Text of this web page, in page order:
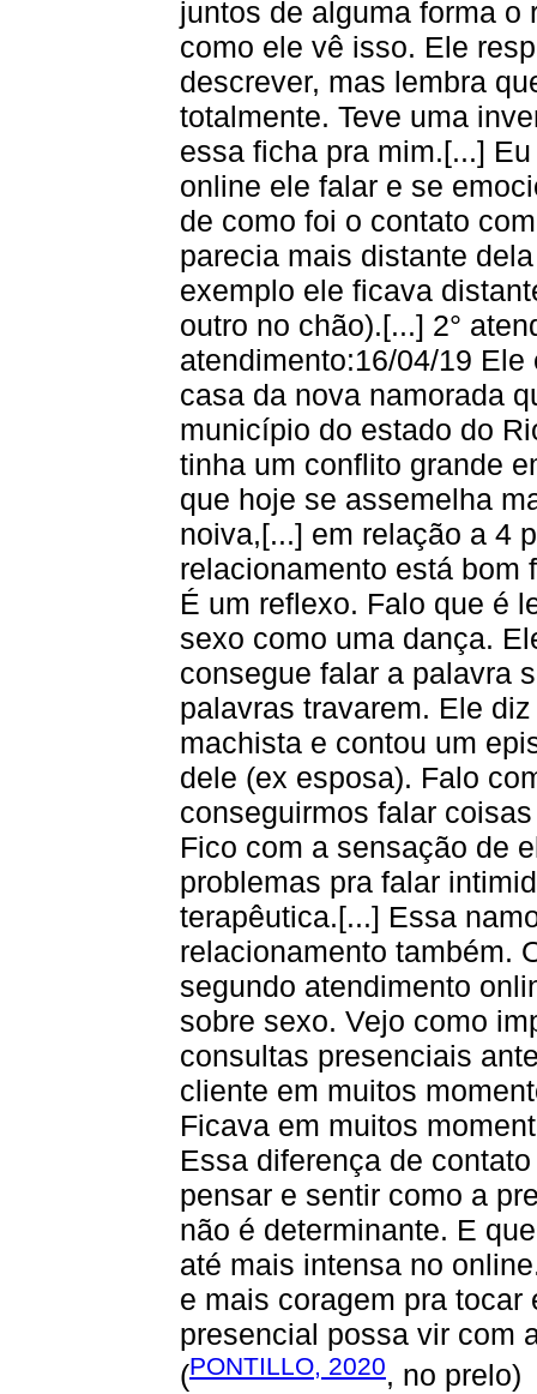
juntos de alguma forma o
como ele vê isso. Ele
descrever, mas lembra
totalmente. Teve uma
essa ficha pra mim.[...]
online ele falar e se
de como foi o contato
parecia mais distante
exemplo ele ficava
outro no chão).[...] 2°
atendimento:16/04/19
casa da nova namorada
município do estado do
tinha um conflito grande
que hoje se assemelha
noiva,[...] em relação a 4
relacionamento está bom
É um reflexo. Falo que é
sexo como uma dança.
consegue falar a palavra
palavras travarem. Ele
machista e contou um
dele (ex esposa). Falo
conseguirmos falar
Fico com a sensação de
problemas pra falar
terapêutica.[...] Essa
relacionamento também.
segundo atendimento
sobre sexo. Vejo como
consultas presenciais
cliente em muitos
Ficava em muitos
Essa diferença de
pensar e sentir como a
não é determinante. E
até mais intensa no
e mais coragem pra
presencial possa vir com
(PONTILLO, 2020, no prelo)